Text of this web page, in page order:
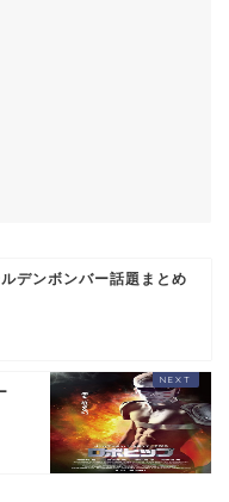
デンボンバー話題まとめ